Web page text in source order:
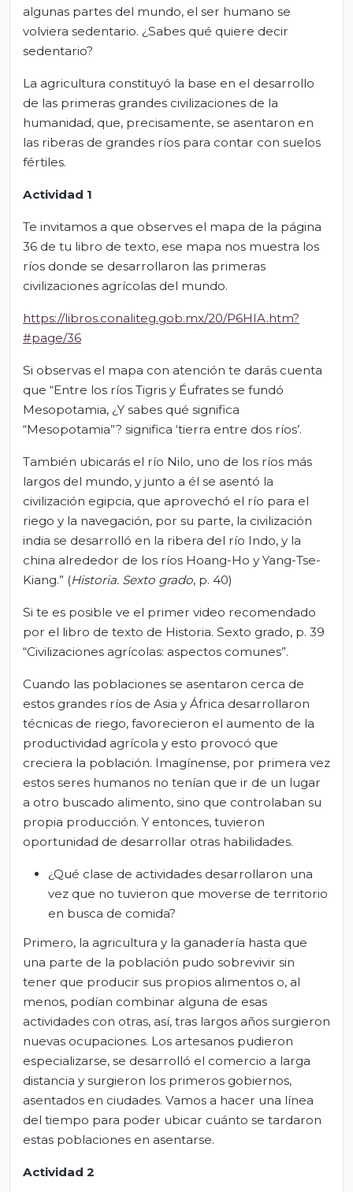
algunas partes del mundo, el ser humano se
volviera sedentario. ¿Sabes qué quiere decir
sedentario?
La agricultura constituyó la base en el desarrollo
de las primeras grandes civilizaciones de la
humanidad, que, precisamente, se asentaron en
las riberas de grandes ríos para contar con suelos
fértiles.
Actividad 1
Te invitamos a que observes el mapa de la página
36 de tu libro de texto, ese mapa nos muestra los
ríos donde se desarrollaron las primeras
civilizaciones agrícolas del mundo.
https://libros.conaliteg.gob.mx/20/P6HIA.htm?
#page/36
Si observas el mapa con atención te darás cuenta
que “Entre los ríos Tigris y Éufrates se fundó
Mesopotamia, ¿Y sabes qué significa
“Mesopotamia”? significa ‘tierra entre dos ríos’.
También ubicarás el río Nilo, uno de los ríos más
largos del mundo, y junto a él se asentó la
civilización egipcia, que aprovechó el río para el
riego y la navegación, por su parte, la civilización
india se desarrolló en la ribera del río Indo, y la
china alrededor de los ríos Hoang-Ho y Yang-Tse-
Kiang.” (Historia. Sexto grado, p. 40)
Si te es posible ve el primer video recomendado
por el libro de texto de Historia. Sexto grado, p. 39
“Civilizaciones agrícolas: aspectos comunes”.
Cuando las poblaciones se asentaron cerca de
estos grandes ríos de Asia y África desarrollaron
técnicas de riego, favorecieron el aumento de la
productividad agrícola y esto provocó que
creciera la población. Imagínense, por primera vez
estos seres humanos no tenían que ir de un lugar
a otro buscado alimento, sino que controlaban su
propia producción. Y entonces, tuvieron
oportunidad de desarrollar otras habilidades.
¿Qué clase de actividades desarrollaron una
vez que no tuvieron que moverse de territorio
en busca de comida?
Primero, la agricultura y la ganadería hasta que
una parte de la población pudo sobrevivir sin
tener que producir sus propios alimentos o, al
menos, podían combinar alguna de esas
actividades con otras, así, tras largos años surgieron
nuevas ocupaciones. Los artesanos pudieron
especializarse, se desarrolló el comercio a larga
distancia y surgieron los primeros gobiernos,
asentados en ciudades. Vamos a hacer una línea
del tiempo para poder ubicar cuánto se tardaron
estas poblaciones en asentarse.
Actividad 2